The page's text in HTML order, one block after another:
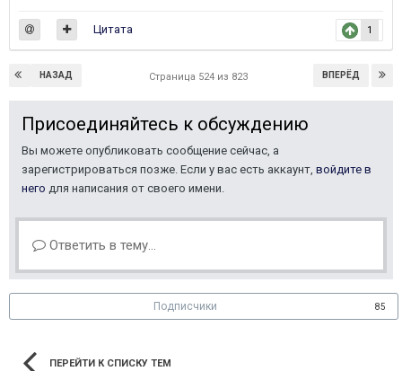
1
Цитата
НАЗАД ВПЕРЁД
Страница 524 из 823
Присоединяйтесь к обсуждению
Вы можете опубликовать сообщение сейчас, а
зарегистрироваться позже. Если у вас есть аккаунт, войдите в
него для написания от своего имени.
Ответить в тему...
Подписчики 85
ПЕРЕЙТИ К СПИСКУ ТЕМ